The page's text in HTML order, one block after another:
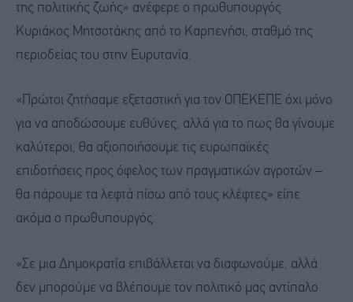
της πολιτικής ζωής» ανέφερε ο πρωθυπουργός
Κυριάκος Μητσοτάκης από το Καρπενήσι, σταθμό της
περιοδείας του στην Ευρυτανία.
«Πρώτοι ζητήσαμε εξεταστική για τον ΟΠΕΚΕΠΕ όχι μόνο
για να αποδώσουμε ευθύνες, αλλά για το πως θα γίνουμε
καλύτεροι, θα αξιοποιήσουμε τις ευρωπαϊκές
επιδοτήσεις προς όφελος των πραγματικών αγροτών –
θα πάρουμε τα λεφτά πίσω από τους κλέφτες» είπε
ακόμα ο πρωθυπουργός.
«Σε μια Δημοκρατία επιβάλλεται να διαφωνούμε, αλλά
δεν μπορούμε να βλέπουμε τον πολιτικό μας αντίπαλο